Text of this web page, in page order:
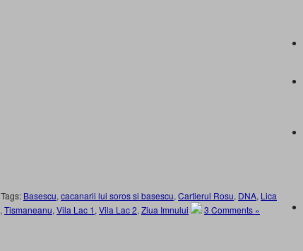
Tags: Basescu, cacanarii lui soros si basescu, Cartierul Rosu, DNA, Lica
, Tismaneanu, Vila Lac 1, Vila Lac 2, Ziua Imnului 3 Comments »